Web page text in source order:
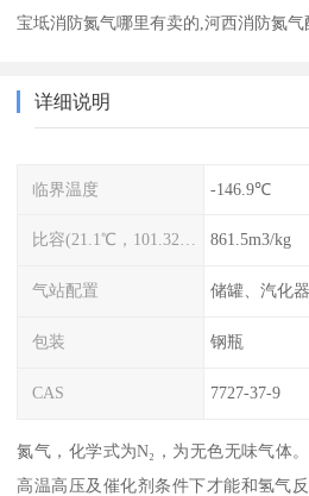
宝坻消防氮气哪里有卖的,河西消防氮
详细说明
临界温度 -146.9℃
比容(21.1℃，101.325kPa) 861.5m3/kg
气站配置 储罐、汽化
包装 钢瓶
CAS 7727-37-9
氮气，化学式为N₂，为无色无味气体
高温高压及催化剂条件下才能和氢气